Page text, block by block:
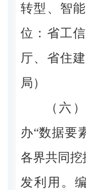
转型、智
位：省工
厅、省住
局）
（六
办“数据要
各界共同
发利用。